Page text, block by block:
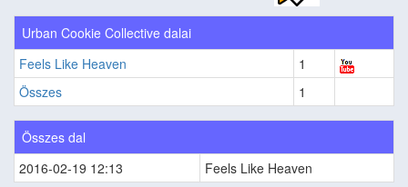
Urban Cookie Collective dalai
Feels Like Heaven
1
Összes
1
Összes dal
2016-02-19 12:13
Feels Like Heaven